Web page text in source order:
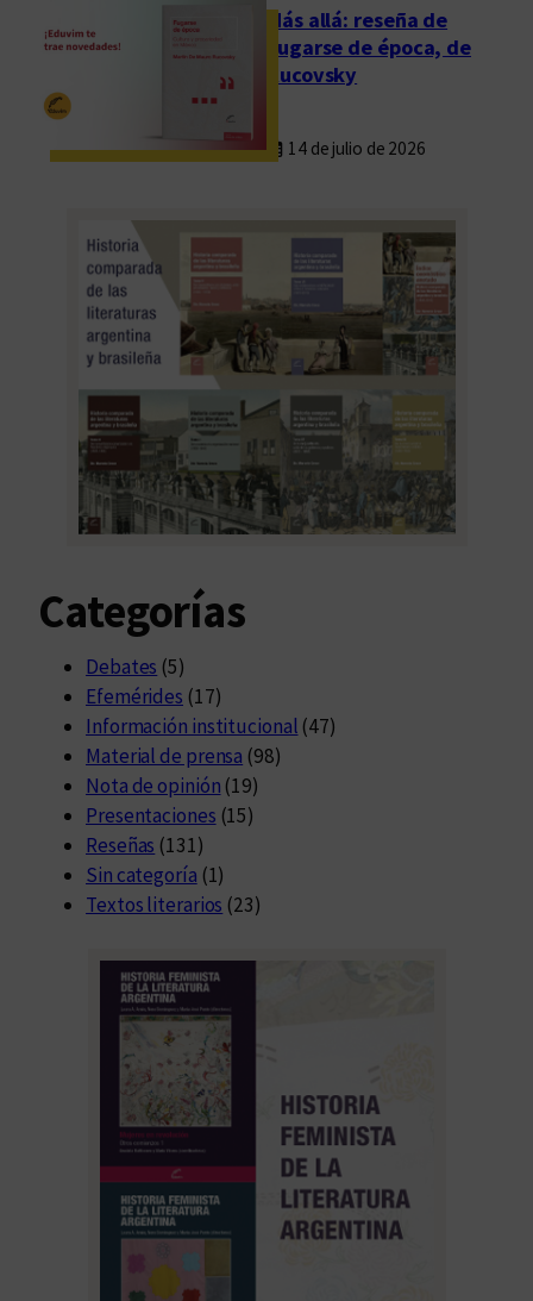
Más allá: reseña de
Fugarse de época, de
Rucovsky
14 de julio de 2026
Categorías
Debates (5)
Efemérides (17)
Información institucional (47)
Material de prensa (98)
Nota de opinión (19)
Presentaciones (15)
Reseñas (131)
Sin categoría (1)
Textos literarios (23)